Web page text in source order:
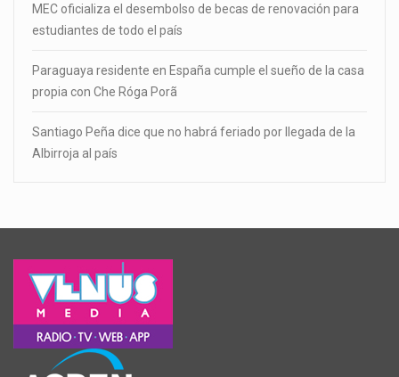
MEC oficializa el desembolso de becas de renovación para
estudiantes de todo el país
Paraguaya residente en España cumple el sueño de la casa
propia con Che Róga Porã
Santiago Peña dice que no habrá feriado por llegada de la
Albirroja al país